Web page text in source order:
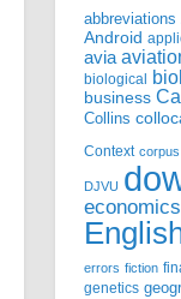
abbreviations
Android
avia
biological
business
Collins
Context corpus
DJVU
economics
errors fiction
genetics